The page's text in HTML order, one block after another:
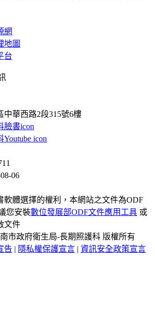
華西路2段315號6樓
06
軟體選擇的權利，本網站之文件為ODF
您安裝數位發展部ODF文件應用工具 或
文件
市政府衛生局-長期照護科 版權所有
告 | 隱私權保護宣言 | 資訊安全政策宣言